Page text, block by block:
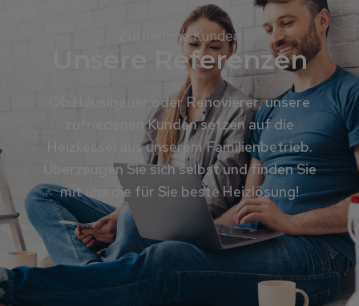
Zufriedene Kunden
Unsere Referenzen
Ob Häuslbauer oder Renovierer, unsere
zufriedenen Kunden setzen auf die
Heizkessel aus unserem Familienbetrieb.
Überzeugen Sie sich selbst und finden Sie
mit uns die für Sie beste Heizlösung!